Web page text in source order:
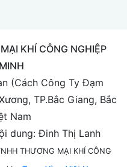
KHÍ CÔNG NGHIỆP
(Cách Công Ty Đạm
TP.Bắc Giang, Bắc
Nam
dung: Đinh Thị Lanh
THƯƠNG MẠI KHÍ CÔNG